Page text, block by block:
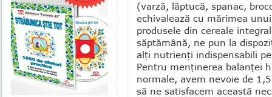
(varză, lăptucă, spanac,
echiva­lează cu mărimea
produsele din cereale
săptămână, ne pun la
alţi nutri­enţi indis­pensabili
Pentru menţinerea balanţei
normale, avem nevoie de
să ne satis­facem această